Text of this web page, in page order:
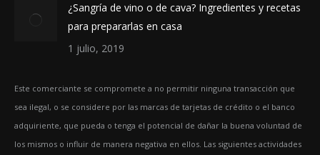
¿Sangría de vino o de cava? Ingredientes y recetas
para prepararlas en casa
1 julio, 2019
Este comerciante se compromete a no permitir ninguna transacción que
sea ilegal, o se considere por las marcas de tarjetas de crédito o el banco
adquiriente, que pueda o tenga el potencial de dañar la buena voluntad de
los mismos o influir de manera negativa en ellos. Las siguientes actividades